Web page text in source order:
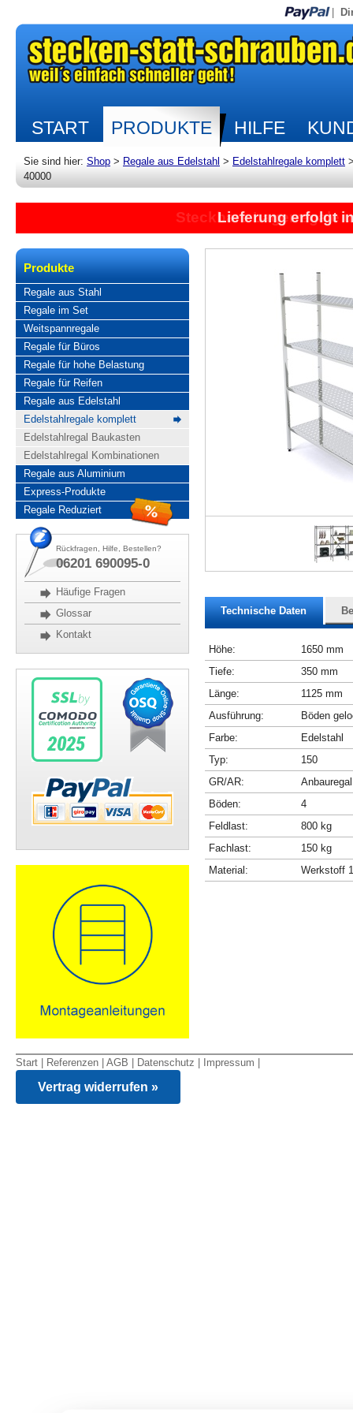
START PRODUKTE HILFE
Sie sind hier: Shop > Regale aus Edelstahl > Edelstahlregale komplett
40000
Lieferung erfolgt
Produkte
Regale aus Stahl
Regale im Set
Weitspannregale
Regale für Büros
Regale für hohe Belastung
Regale für Reifen
Regale aus Edelstahl
Edelstahlregale komplett
Edelstahlregal Baukasten
Edelstahlregal Kombinationen
Regale aus Aluminium
Express-Produkte
Regale Reduziert
Rückfragen, Hilfe, Bestellen?
06201 690095-0
Häufige Fragen
Glossar
Kontakt
Technische Daten
Höhe:
1650 mm
Tiefe:
350 mm
Länge:
1125 mm
Ausführung:
Böden
Farbe:
Edelstahl
Typ:
150
GR/AR:
Anbauregal
Böden:
4
Feldlast:
800 kg
Fachlast:
150 kg
Material:
Werkstoff
Start Referenzen AGB Datenschutz Impressum
Vertrag widerrufen »